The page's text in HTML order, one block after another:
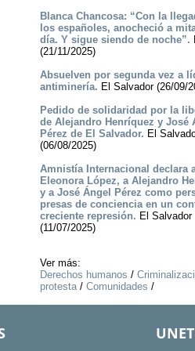
Blanca Chancosa: “Con la
los españoles, anocheció a
día. Y sigue siendo de noche”.
(21/11/2025)
Absuelven por segunda vez a
antiminería. El Salvador (26/09/
Pedido de solidaridad por la
de Alejandro Henríquez y José
Pérez de El Salvador. El
(06/08/2025)
Amnistía Internacional declara
Eleonora López, a Alejandro
y a José Ángel Pérez como
presas de conciencia en un
creciente represión. El Salvador
(11/07/2025)
Ver más:
Derechos humanos /
protesta/ Comunidades /